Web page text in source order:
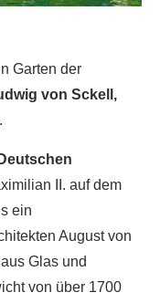
Garten der
von Sckell,
Deutschen
II. auf dem
ein
August von
Glas und
von über 1700